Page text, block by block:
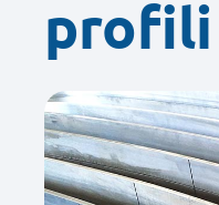
profili